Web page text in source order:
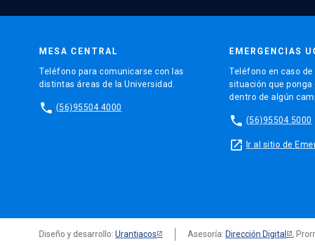
MESA CENTRAL
Teléfono para comunicarse con las
distintas áreas de la Universidad.
phone (56)95504 4000
EMERGENCIAS
Teléfono en caso de
situación que ponga
dentro de algún
phone (56)95504 5000
launch Ir al sitio de
Diseño y desarrollo: Urantiacos Asesoría: Dirección Digital ,